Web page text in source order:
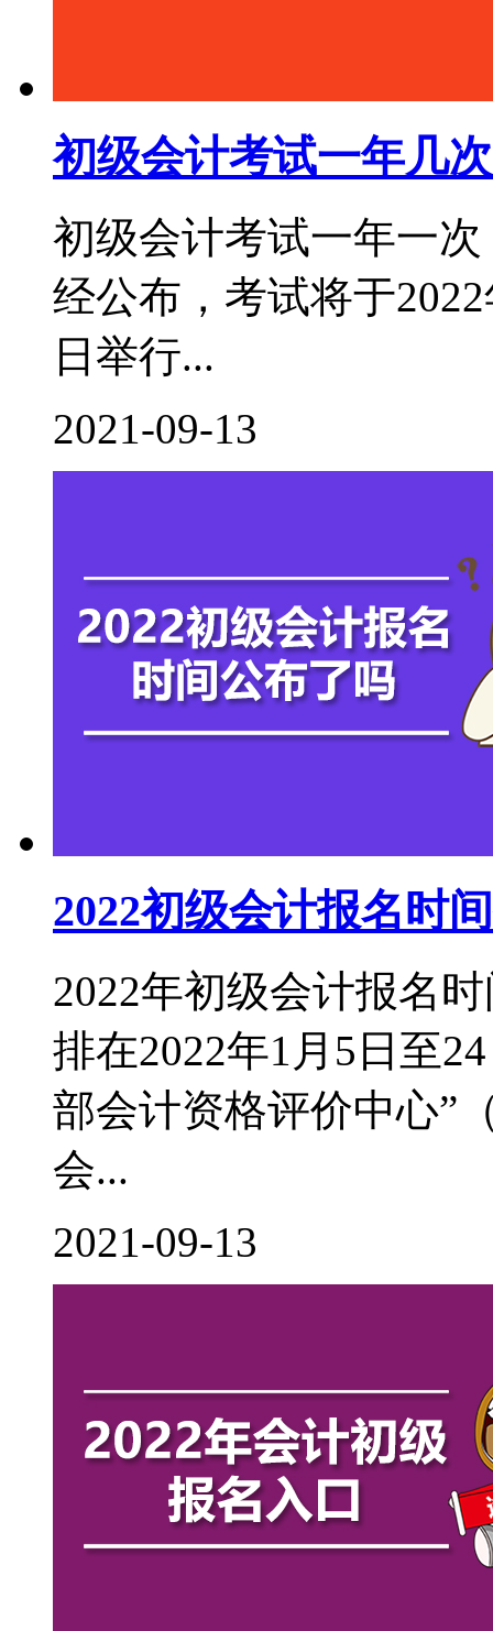
初级会计考试一年几
初级会计考试一年一
经公布，考试将于
日举行...
2021-09-13
2022初级会计报名时
2022年初级会计报名
排在2022年1月5日至
部会计资格评价中心”
会...
2021-09-13